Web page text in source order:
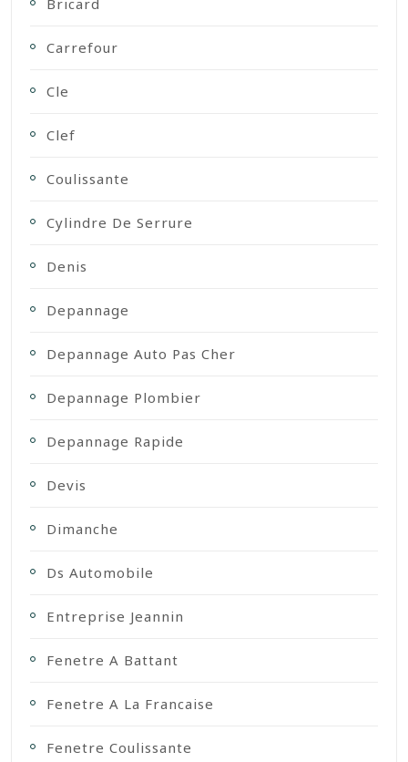
Bricard
Carrefour
Cle
Clef
Coulissante
Cylindre De Serrure
Denis
Depannage
Depannage Auto Pas Cher
Depannage Plombier
Depannage Rapide
Devis
Dimanche
Ds Automobile
Entreprise Jeannin
Fenetre A Battant
Fenetre A La Francaise
Fenetre Coulissante